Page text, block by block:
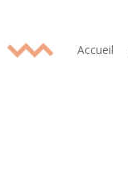
Accueil